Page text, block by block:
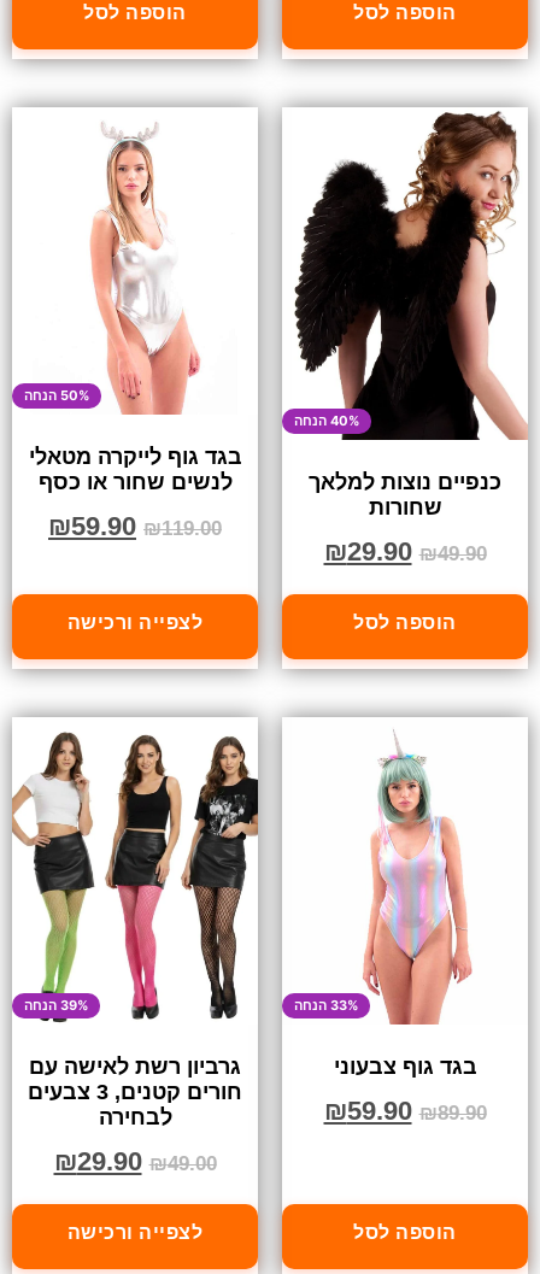
הוספה לסל הוספה לסל
40% הנחה
כנפיים נוצות למלאך
שחורות
₪49.90
₪29.90
הוספה לסל
50% הנחה
בגד גוף לייקרה מטאלי
לנשים שחור או כסף
₪119.00
₪59.90
לצפייה ורכישה
33% הנחה
בגד גוף צבעוני
₪89.90
₪59.90
הוספה לסל
39% הנחה
גרביון רשת לאישה עם
חורים קטנים, 3 צבעים
לבחירה
₪49.00
₪29.90
לצפייה ורכישה